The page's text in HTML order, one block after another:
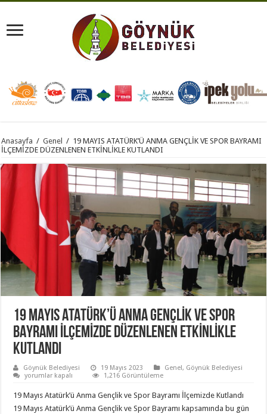
Anasayfa / Genel / 19 MAYIS ATATÜRK’Ü ANMA GENÇLİK VE SPOR BAYRAMI
İLÇEMİZDE DÜZENLENEN ETKİNLİKLE KUTLANDI
19 MAYIS ATATÜRK’Ü ANMA GENÇLİK VE SPOR
BAYRAMI İLÇEMİZDE DÜZENLENEN ETKİNLİKLE
KUTLANDI
Göynük Belediyesi 19 Mayıs 2023 Genel, Göynük Belediyesi
19
ANMA
GENÇLİK
yorumlar kapalı 1,216 Görüntüleme
19 Mayıs Atatürk’ü Anma Gençlik ve Spor Bayramı İlçemizdeKutlandı
19 Mayıs Atatürk’ü Anma Gençlik ve Spor Bayramı kapsamında bu gün